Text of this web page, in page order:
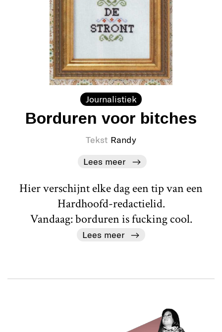
Journalistiek
Borduren voor bitches
Tekst Randy
Lees meer
Hier verschijnt elke dag een tip van een
Hardhoofd-redactielid.
Vandaag: borduren is fucking cool.
Lees meer